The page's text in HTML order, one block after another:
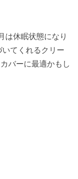
は休眠状態になり
てくれるクリー
バーに最適かもし